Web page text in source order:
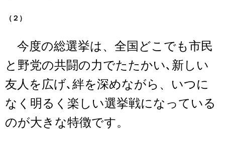
（２）
今度の総選挙は、全国どこでも市民
と野党の共闘の力でたたかい､新しい
友人を広げ､絆を深めながら、いつに
なく明るく楽しい選挙戦になっている
のが大きな特徴です。